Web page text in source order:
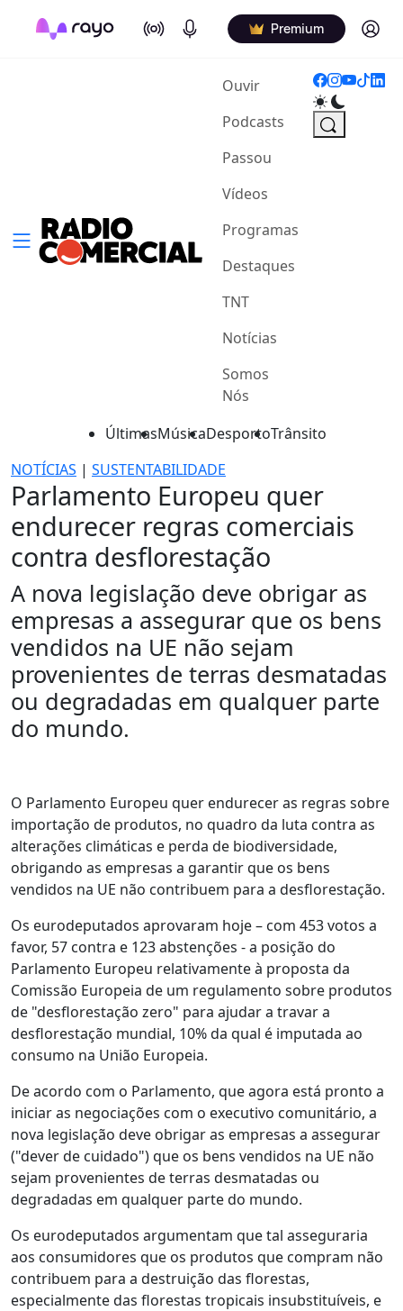
On Air Podcasts Premium Log in
Ouvir(current)
Podcasts
Passou
Vídeos
Programas
Destaques
TNT
Notícias
Somos
Nós
ÚltimasMúsicaDesportoTrânsito
NOTÍCIAS | SUSTENTABILIDADE
Parlamento Europeu quer
endurecer regras comerciais
contra desflorestação
A nova legislação deve obrigar as
empresas a assegurar que os bens
vendidos na UE não sejam
provenientes de terras desmatadas
ou degradadas em qualquer parte
do mundo.
O Parlamento Europeu quer endurecer as regras sobre
importação de produtos, no quadro da luta contra as
alterações climáticas e perda de biodiversidade,
obrigando as empresas a garantir que os bens
vendidos na UE não contribuem para a desflorestação.
Os eurodeputados aprovaram hoje – com 453 votos a
favor, 57 contra e 123 abstenções - a posição do
Parlamento Europeu relativamente à proposta da
Comissão Europeia de um regulamento sobre produtos
de "desflorestação zero" para ajudar a travar a
desflorestação mundial, 10% da qual é imputada ao
consumo na União Europeia.
De acordo com o Parlamento, que agora está pronto a
iniciar as negociações com o executivo comunitário, a
nova legislação deve obrigar as empresas a assegurar
("dever de cuidado") que os bens vendidos na UE não
sejam provenientes de terras desmatadas ou
degradadas em qualquer parte do mundo.
Os eurodeputados argumentam que tal asseguraria
aos consumidores que os produtos que compram não
contribuem para a destruição das florestas,
especialmente das florestas tropicais insubstituíveis, e